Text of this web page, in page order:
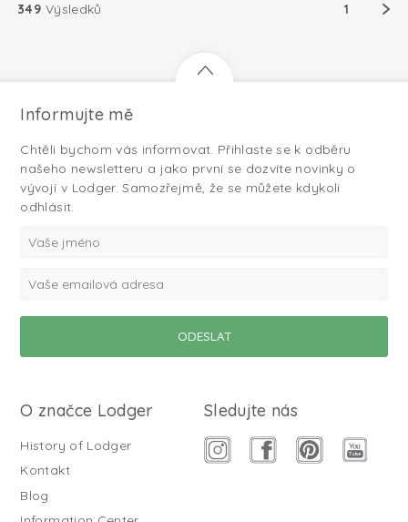
349 Výsledků 1
Informujte mě
Chtěli bychom vás informovat. Přihlaste se k odběru
našeho newsletteru a jako první se dozvíte novinky o
vývoji v Lodger. Samozřejmě, že se můžete kdykoli
odhlásit.
O značce Lodger
History of Lodger
Kontakt
Blog
Sledujte nás